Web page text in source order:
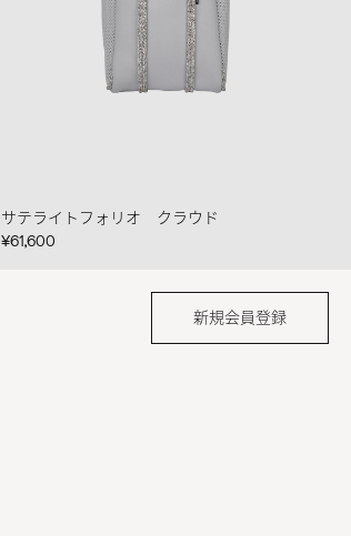
サテライトフォリオ クラウド
¥61,600
新規会員登録